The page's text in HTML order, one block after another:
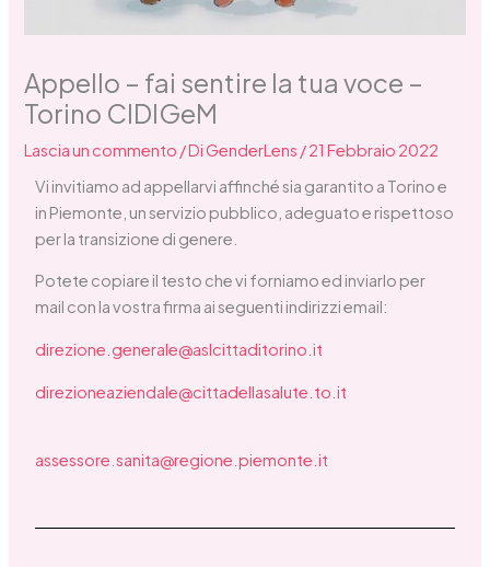
Appello – fai sentire la tua voce –
Torino CIDIGeM
Lascia un commento / DiGenderLens /21 Febbraio 2022
Vi invitiamo ad appellarvi affinché sia garantito a Torino e
in Piemonte, un servizio pubblico, adeguato e rispettoso
per la transizione di genere.
Potete copiare il testo che vi forniamo ed inviarlo per
mail con la vostra firma ai seguenti indirizzi email:
direzione.generale@aslcittaditorino.it
direzioneaziendale@cittadellasalute.to.it
assessore.sanita@regione.piemonte.it